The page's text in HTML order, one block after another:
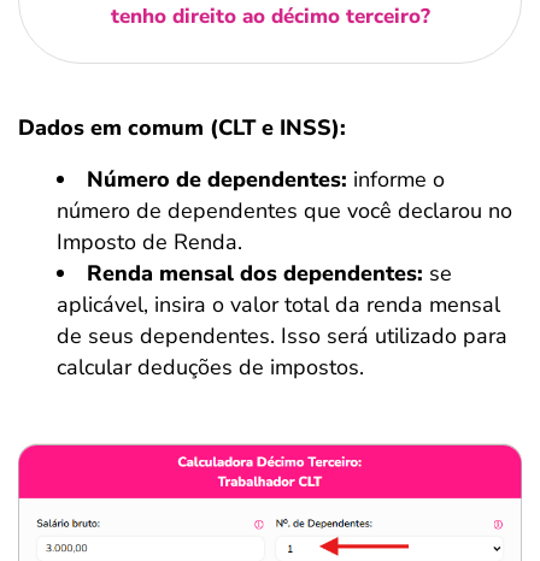
tenho direito ao décimo terceiro?
Dados em comum (CLT e INSS):
Número de dependentes: informe o
número de dependentes que você declarou no
Imposto de Renda.
Renda mensal dos dependentes: se
aplicável, insira o valor total da renda mensal
de seus dependentes. Isso será utilizado para
calcular deduções de impostos.